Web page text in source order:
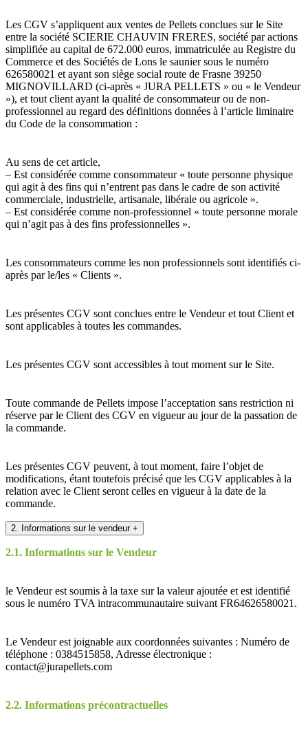
Les CGV s’appliquent aux ventes de Pellets conclues sur le Site
entre la société SCIERIE CHAUVIN FRERES, société par actions
simplifiée au capital de 672.000 euros, immatriculée au Registre du
Commerce et des Sociétés de Lons le saunier sous le numéro
626580021 et ayant son siège social route de Frasne 39250
MIGNOVILLARD (ci-après « JURA PELLETS » ou « le Vendeur
»), et tout client ayant la qualité de consommateur ou de non-
professionnel au regard des définitions données à l’article liminaire
du Code de la consommation :
Au sens de cet article,
– Est considérée comme consommateur « toute personne physique
qui agit à des fins qui n’entrent pas dans le cadre de son activité
commerciale, industrielle, artisanale, libérale ou agricole ».
– Est considérée comme non-professionnel « toute personne morale
qui n’agit pas à des fins professionnelles ».
Les consommateurs comme les non professionnels sont identifiés ci-
après par le/les « Clients ».
Les présentes CGV sont conclues entre le Vendeur et tout Client et
sont applicables à toutes les commandes.
Les présentes CGV sont accessibles à tout moment sur le Site.
Toute commande de Pellets impose l’acceptation sans restriction ni
réserve par le Client des CGV en vigueur au jour de la passation de
la commande.
Les présentes CGV peuvent, à tout moment, faire l’objet de
modifications, étant toutefois précisé que les CGV applicables à la
relation avec le Client seront celles en vigueur à la date de la
commande.
2. Informations sur le vendeur +
2.1. Informations sur le Vendeur
le Vendeur est soumis à la taxe sur la valeur ajoutée et est identifié
sous le numéro TVA intracommunautaire suivant FR64626580021.
Le Vendeur est joignable aux coordonnées suivantes : Numéro de
téléphone : 0384515858, Adresse électronique :
contact@jurapellets.com
2.2. Informations précontractuelles